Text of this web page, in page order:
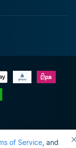
of Service , and